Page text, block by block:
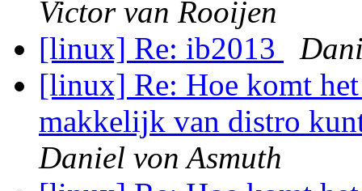
Victor van Rooijen
[linux] Re: ib2013
[linux] Re: Hoe komt
makkelijk van distro
Daniel von Asmuth